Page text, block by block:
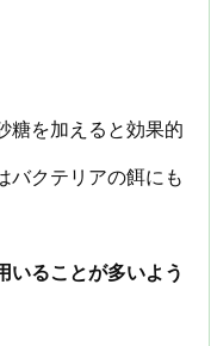
糖を加えると効果的
バクテリアの餌にも
いることが多いよう